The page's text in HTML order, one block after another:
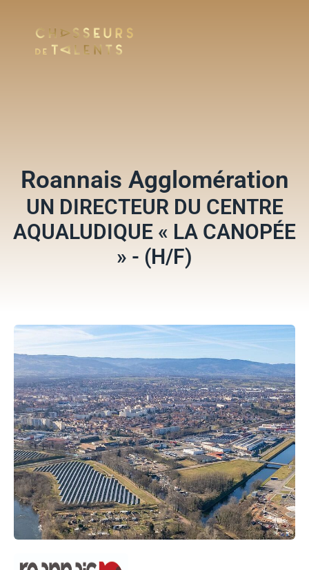
Roannais Agglomération
UN DIRECTEUR DU CENTRE
AQUALUDIQUE « LA CANOPÉE
» - (H/F)